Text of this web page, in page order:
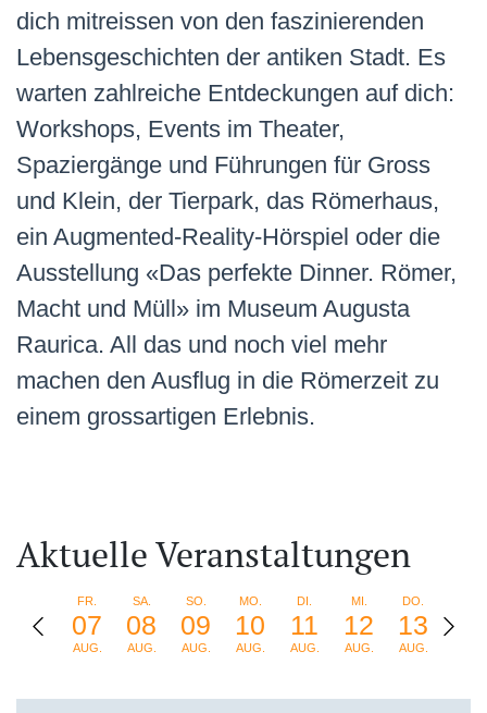
dich mitreissen von den faszinierenden
Lebensgeschichten der antiken Stadt. Es
warten zahlreiche Entdeckungen auf dich:
Workshops, Events im Theater,
Spaziergänge und Führungen für Gross
und Klein, der Tierpark, das Römerhaus,
ein Augmented-Reality-Hörspiel oder die
Ausstellung «Das perfekte Dinner. Römer,
Macht und Müll» im Museum Augusta
Raurica. All das und noch viel mehr
machen den Ausflug in die Römerzeit zu
einem grossartigen Erlebnis.
Aktuelle Veranstaltungen
FR.
07
AUG.
SA.
08
AUG.
SO.
09
AUG.
MO.
10
AUG.
DI.
11
AUG.
MI.
12
AUG.
DO.
13
AUG.
14